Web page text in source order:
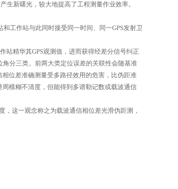
生新曙光，较大地提高了工程测量作业效率。
工作站与此同时接受同一时间、同一GPS发射卫
站精华其GPS观测值，进而获得经差分信号纠正
分三类。前两大类定位误差的关联性会随基准
位差准确测量受多路径效用的危害，比伪距准
模糊不清度，但能得到多谱勒记数或载波通信
这一观念称之为载波通信相位差光滑伪距测，